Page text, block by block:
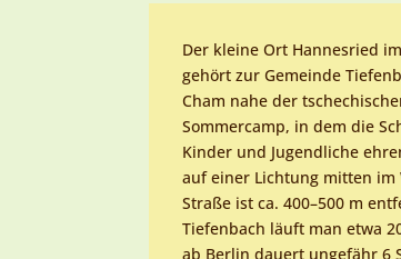
Der kleine Ort Hannesried
gehört zur Gemeinde
Cham nahe der
Sommercamp, in dem die
Kinder und Jugendliche
auf einer Lichtung mitten im
Straße ist ca. 400–500 m
Tiefenbach läuft man etwa
ab Berlin dauert ungefähr 6